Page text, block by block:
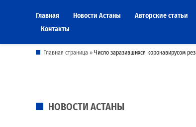
Главная Новости Астаны Авторские статьи
Контакты
Главная страница » Число заразившихся коронавирусом
POSTED
НОВОСТИ АСТАНЫ